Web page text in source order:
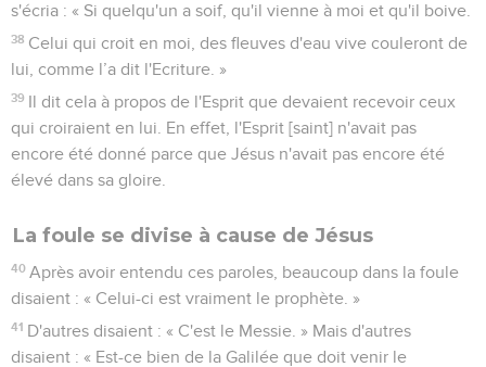
s'écria : « Si quelqu'un a soif, qu'il vienne à moi et qu'il boive.
38 Celui qui croit en moi, des fleuves d'eau vive couleront de
lui, comme l’a dit l'Ecriture. »
39 Il dit cela à propos de l'Esprit que devaient recevoir ceux
qui croiraient en lui. En effet, l'Esprit [saint] n'avait pas
encore été donné parce que Jésus n'avait pas encore été
élevé dans sa gloire.
La foule se divise à cause de Jésus
40 Après avoir entendu ces paroles, beaucoup dans la foule
disaient : « Celui-ci est vraiment le prophète. »
41 D'autres disaient : « C'est le Messie. » Mais d'autres
disaient : « Est-ce bien de la Galilée que doit venir le